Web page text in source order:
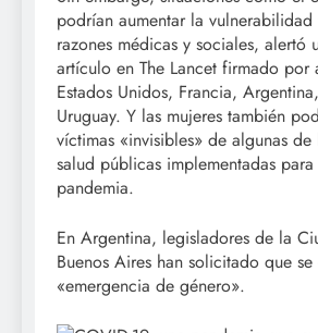
podrían aumentar la
razones médicas y sociales, alertó
artículo en The Lancet firmado por
Estados Unidos, Francia,
Uruguay. Y las mujeres también
víctimas «invisibles» de algunas
salud públicas implementadas
pandemia.
En Argentina, legisladores de la
Buenos Aires han solicitado que
«emergencia de género».